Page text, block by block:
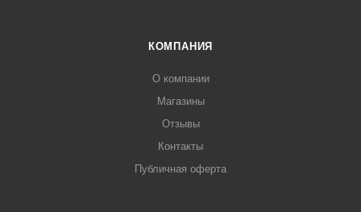
КОМПАНИЯ
О компании
Магазины
Отзывы
Контакты
Публичная оферта